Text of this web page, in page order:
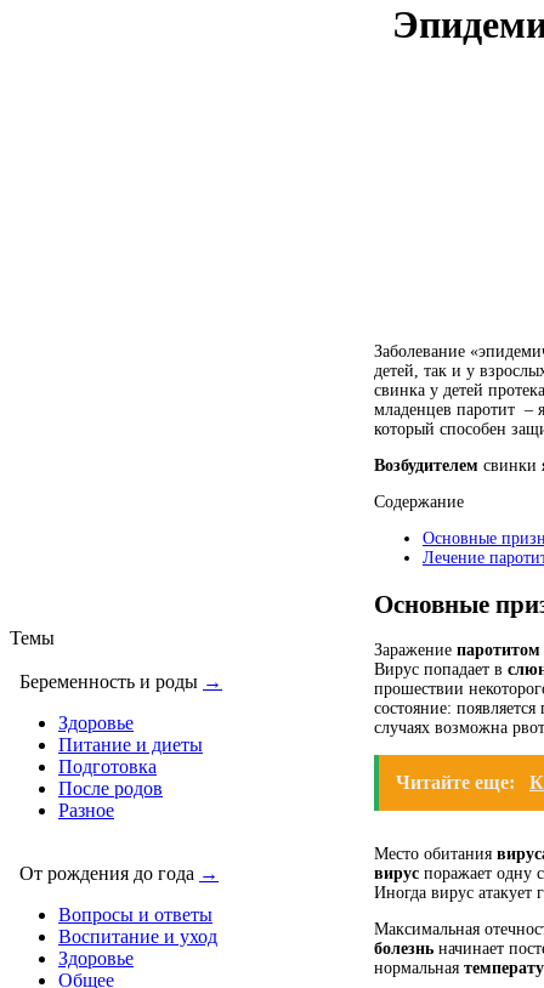
Темы
Беременность и роды →
Здоровье
Питание и диеты
Подготовка
После родов
Разное
От рождения до года →
Вопросы и ответы
Воспитание и уход
Здоровье
Общее
Заболевание
детей, так и у
свинка у детей
младенцев паротит –
который способен
Возбудителем свинки
Содержание
Основные
Лечение
Основные
Заражение паротитом
Вирус попадает в
прошествии
состояние:
случаях возможна
Читайте еще:
Место обитания
вирус поражает одну
Иногда вирус
Максимальная
болезнь начинает
нормальная